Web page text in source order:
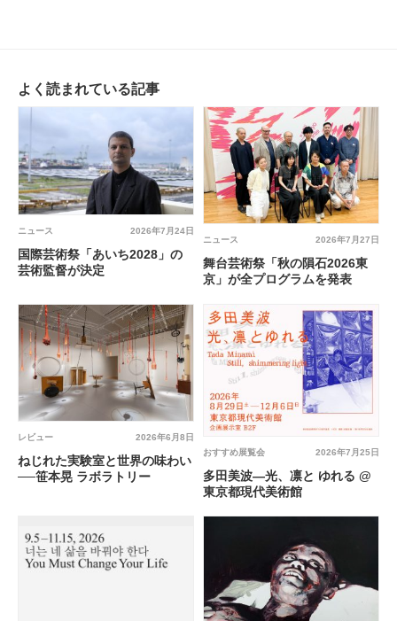
よく読まれている記事
2026年7月24日
ニュース
国際芸術祭「あいち2028」の
芸術監督が決定
2026年7月27日
ニュース
舞台芸術祭「秋の隕石2026東
京」が全プログラムを発表
2026年6月8日
レビュー
ねじれた実験室と世界の味わい
──笹本晃 ラボラトリー
2026年7月25日
おすすめ展覧会
多田美波―光、凛と ゆれる @
東京都現代美術館